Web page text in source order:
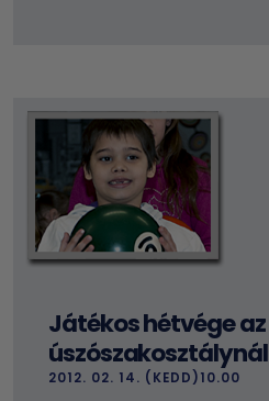
Játékos hétvége az
úszószakosztálynál
2012. 02. 14. (KEDD)10.00